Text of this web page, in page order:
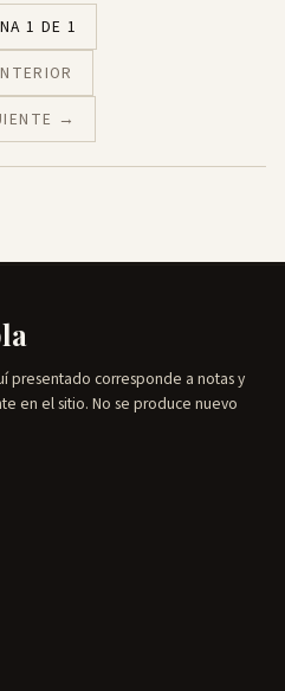
1 DE 1
→
presentado corresponde a notas y
en el sitio. No se produce nuevo